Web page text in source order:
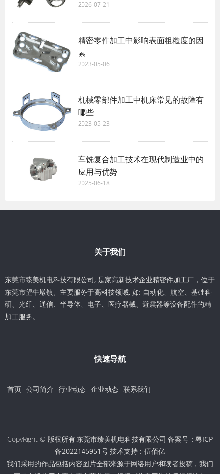
2026-07-21
精密零件加工中影响表面粗糙度的因
素
2023-05-06
机械零部件加工中机床常见的故障有
哪些
2023-05-23
车铣复合加工技术在现代制造业中的
应用与优势
2025-06-18
关于我们
东莞市臻美机电科技有限公司, 是家高新技术企业精密件加工厂，位于
东莞市望牛墩镇。主要服务于高科技领域, 如: 自动化、航空、基础科
研、光纤、通信、半导体、电子、医疗器械、避震器等设备配件的精
加工服务。
快速导航
首页 公司简介 行业动态 企业动态 联系我们
CopyRight © 版权所有:东莞市臻美机电科技有限公司 备案号： 粤ICP
备2022145951号 技术支持： 伍佰亿
我们采用的作品包括内容图片全部来源于网络用户和读者投稿，我们